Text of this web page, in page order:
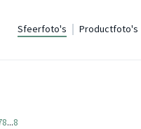
Sfeerfoto's Productfoto's
8...8